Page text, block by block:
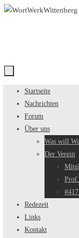
Zum
Zum
Inhalt
springen
Startseite
Nachrichten
Forum
Über uns
Was will
Der Verein
Redezeit
Links
Kontakt